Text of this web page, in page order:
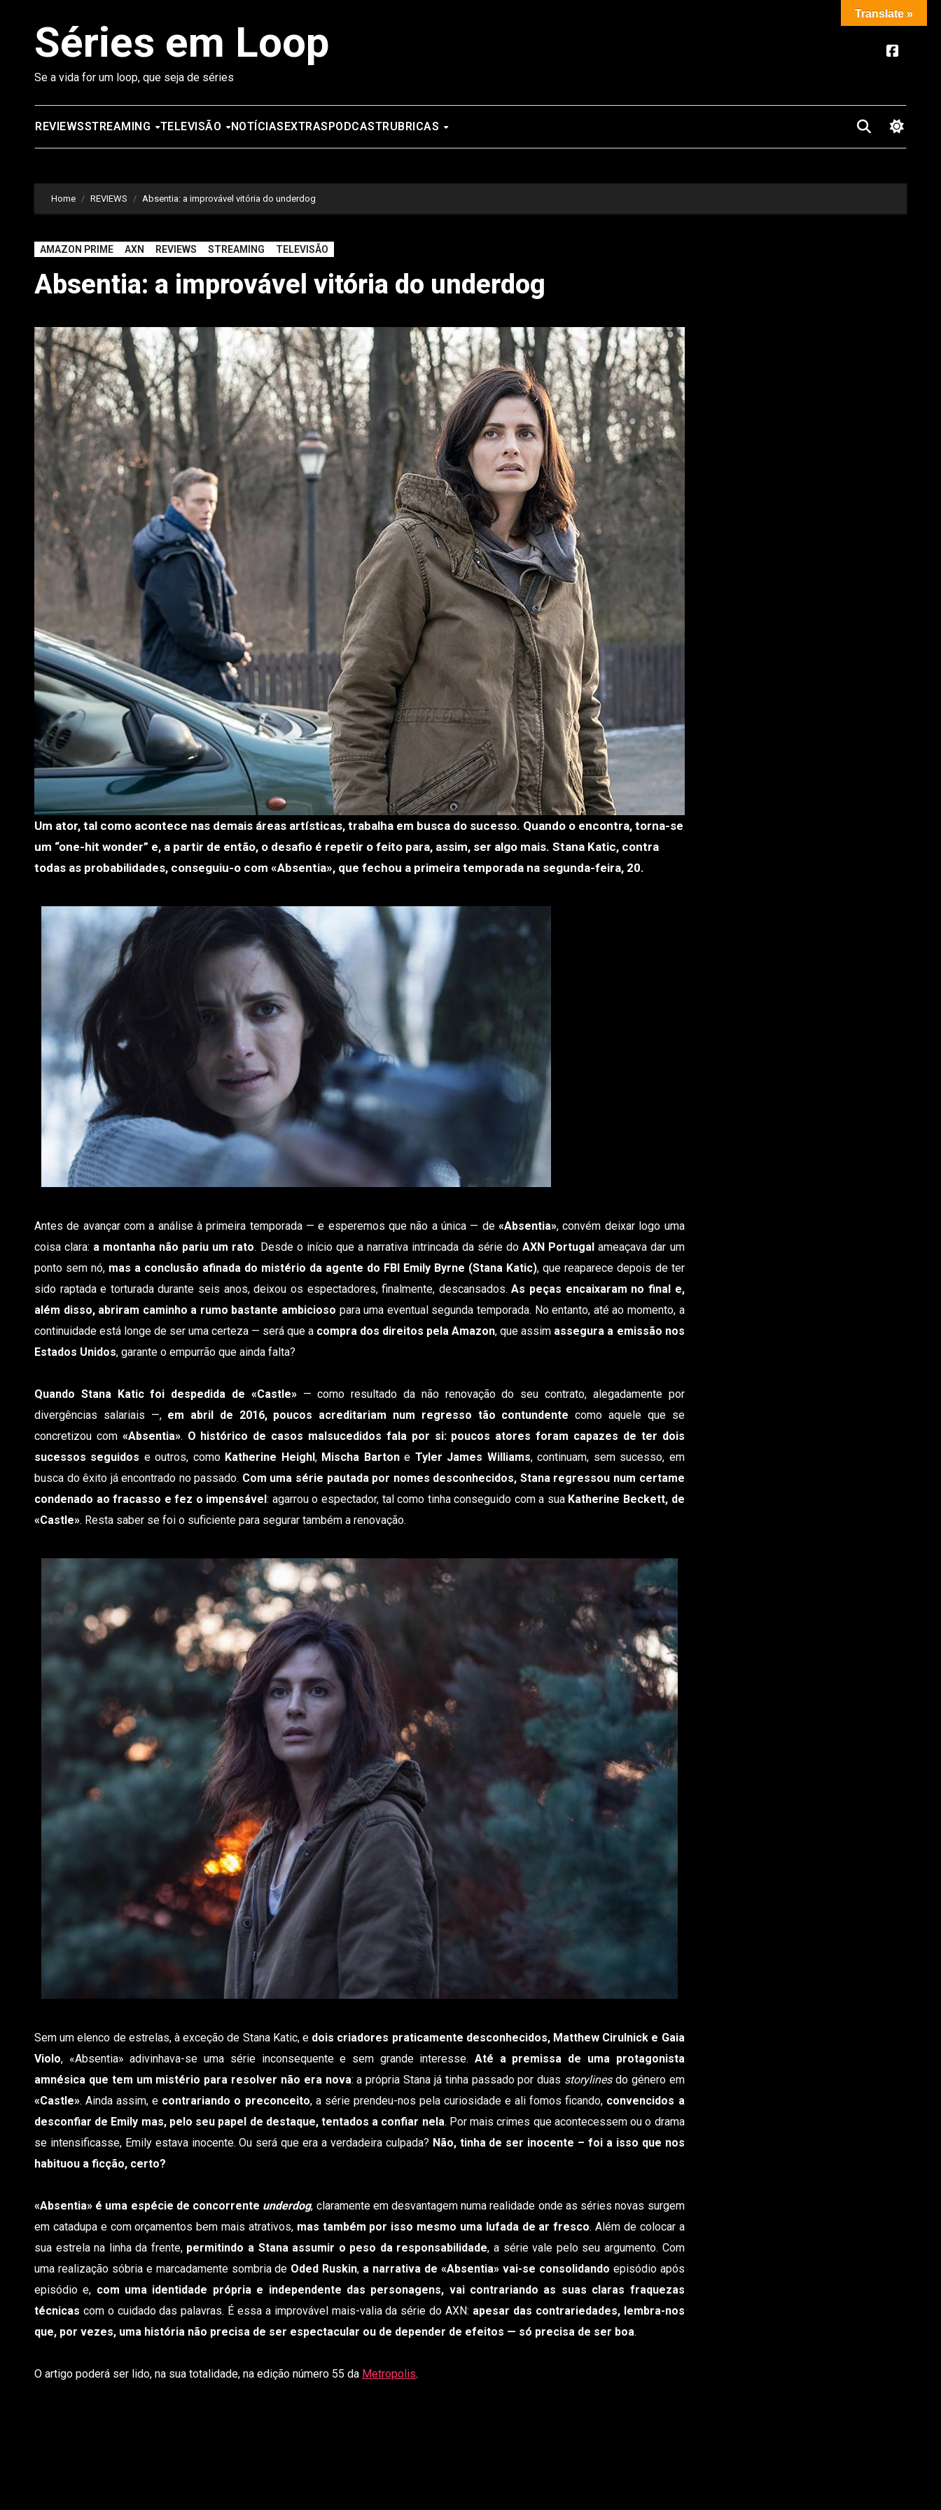
Séries em Loop
Se a vida for um loop, que seja de séries
REVIEWSSTREAMING TELEVISÃO NOTÍCIASEXTRASPODCASTRUBRICAS
Home REVIEWS Absentia: a improvável vitória do underdog
AMAZON PRIME AXN REVIEWS STREAMING TELEVISÃO
Absentia: a improvável vitória do underdog
Um ator, tal como acontece nas demais áreas artísticas, trabalha em busca do sucesso. Quando o encontra, torna-se
um “one-hit wonder” e, a partir de então, o desafio é repetir o feito para, assim, ser algo mais. Stana Katic, contra
todas as probabilidades, conseguiu-o com «Absentia», que fechou a primeira temporada na segunda-feira, 20.
Antes de avançar com a análise à primeira temporada — e esperemos que não a única — de«Absentia», convém deixar logo uma
coisa clara: a montanha não pariu um rato. Desde o início que a narrativa intrincada da série doAXN Portugal ameaçava dar um
ponto sem nó, mas a conclusão afinada do mistério da agente do FBI Emily Byrne (Stana Katic), que reaparece depois de ter
sido raptada e torturada durante seis anos, deixou os espectadores, finalmente, descansados.As peças encaixaram no final e,
além disso, abriram caminho a rumo bastante ambicioso para uma eventual segunda temporada. No entanto, até ao momento, a
continuidade está longe de ser uma certeza — será que a compra dos direitos pela Amazon, que assim assegura a emissão nos
Estados Unidos, garante o empurrão que ainda falta?
Quando Stana Katic foi despedida de «Castle»— como resultado da não renovação do seu contrato, alegadamente por
divergências salariais —, em abril de 2016, poucos acreditariam num regresso tão contundente como aquele que se
concretizou com «Absentia». O histórico de casos malsucedidos fala por si: poucos atores foram capazes de ter dois
sucessos seguidos e outros, como Katherine Heighl, Mischa Bartone Tyler James Williams, continuam, sem sucesso, em
busca do êxito já encontrado no passado. Com uma série pautada por nomes desconhecidos, Stana regressou num certame
condenado ao fracasso e fez o impensável: agarrou o espectador, tal como tinha conseguido com a sua Katherine Beckett, de
«Castle». Resta saber se foi o suficiente para segurar também a renovação.
Sem um elenco de estrelas, à exceção de Stana Katic, e dois criadores praticamente desconhecidos, Matthew Cirulnick e Gaia
Violo, «Absentia» adivinhava-se uma série inconsequente e sem grande interesse. Até a premissa de uma protagonista
amnésica que tem um mistério para resolver não era nova: a própria Stana já tinha passado por duas storylinesdo género em
«Castle». Ainda assim, e contrariando o preconceito, a série prendeu-nos pela curiosidade e ali fomos ficando, convencidos a
desconfiar de Emily mas, pelo seu papel de destaque, tentados a confiar nela. Por mais crimes que acontecessem ou o drama
se intensificasse, Emily estava inocente. Ou será que era a verdadeira culpada? Não, tinha de ser inocente – foi a isso que nos
habituou a ficção, certo?
«Absentia» é uma espécie de concorrente underdog, claramente em desvantagem numa realidade onde as séries novas surgem
em catadupa e com orçamentos bem mais atrativos, mas também por isso mesmo uma lufada de ar fresco. Além de colocar a
sua estrela na linha da frente, permitindo a Stana assumir o peso da responsabilidade, a série vale pelo seu argumento. Com
uma realização sóbria e marcadamente sombria de Oded Ruskin, a narrativa de «Absentia» vai-se consolidando episódio após
episódio e, com uma identidade própria e independente das personagens, vai contrariando as suas claras fraquezas
técnicas com o cuidado das palavras. É essa a improvável mais-valia da série do AXN: apesar das contrariedades, lembra-nos
que, por vezes, uma história não precisa de ser espectacular ou de depender de efeitos — só precisa de ser boa.
O artigo poderá ser lido, na sua totalidade, na edição número 55 da Metropolis.
Translate »